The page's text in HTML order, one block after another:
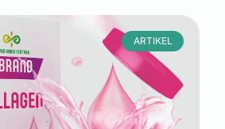
ARTIKEL